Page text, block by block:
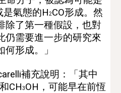
是氣態的H2CO形成。然
除了第一種假設，也對
仍需要進一步的研究來
形成。」
補充說明：「其中
CH3OH，可能早在前恆